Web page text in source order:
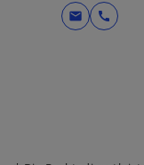
mail call